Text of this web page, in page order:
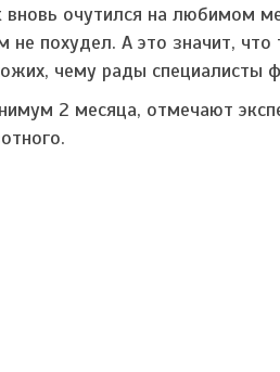
вновь очутился на любимом
не похудел. А это значит,
чему рады специалисты
2 месяца, отмечают